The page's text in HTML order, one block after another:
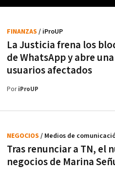
La Justicia frena los
de WhatsApp y abre
usuarios afectados
FINANZAS / iProUP
PoriProUP
Tras renunciar a TN, el
negocios de Marina
NEGOCIOS / Medios de